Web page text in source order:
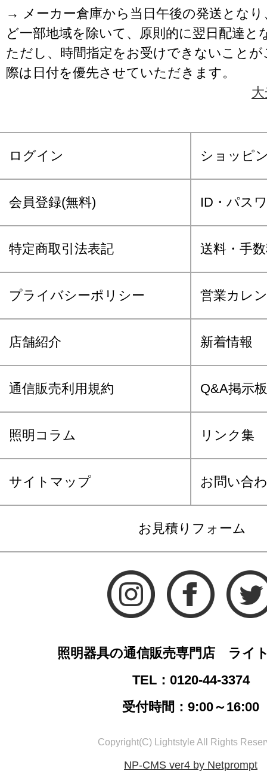
→ メーカー倉庫から当日午後の発送となり
ど一部地域を除いて、原則的に翌日配達と
ただし、時間指定をお受けできないこと
際は日付を優先させていただきます。
ログイン ショッピ
会員登録(無料) ID・パス
特定商取引法表記 送料・手
プライバシーポリシー 営業カレ
店舗紹介 新着情報
通信販売利用規約 Q&A掲示板
照明コラム リンク集
サイトマップ お問い合
お見積りフォーム
照明器具の通信販売専門店 ライ
TEL：0120-44-3374
受付時間：9:00～16:00
Copyright(C) Lightstyle All Rights
NP-CMS ver4 by Netprompt